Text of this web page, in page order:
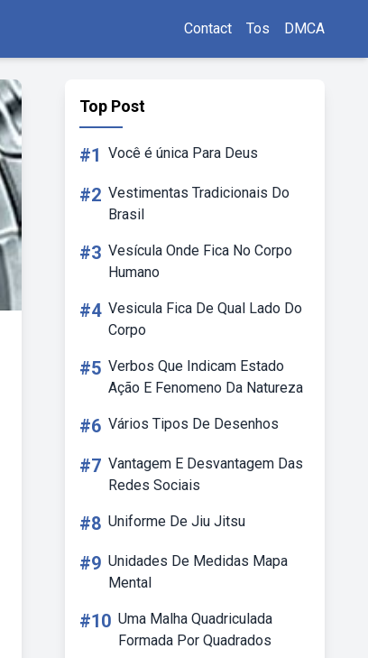
Contact Tos DMCA
Top Post
#1 Você é única Para Deus
#2 Vestimentas Tradicionais Do
Brasil
#3 Vesícula Onde Fica No Corpo
Humano
#4 Vesicula Fica De Qual Lado Do
Corpo
#5 Verbos Que Indicam Estado
Ação E Fenomeno Da Natureza
#6 Vários Tipos De Desenhos
#7 Vantagem E Desvantagem Das
Redes Sociais
#8 Uniforme De Jiu Jitsu
#9 Unidades De Medidas Mapa
Mental
#10 Uma Malha Quadriculada
Formada Por Quadrados